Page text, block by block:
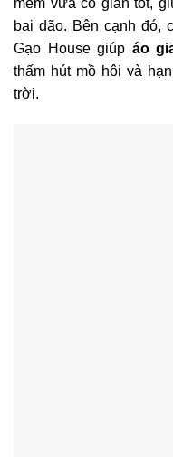
bai dão. Bên cạnh đó,
Gạo House giúp áo
thấm hút mồ hôi và
trời.